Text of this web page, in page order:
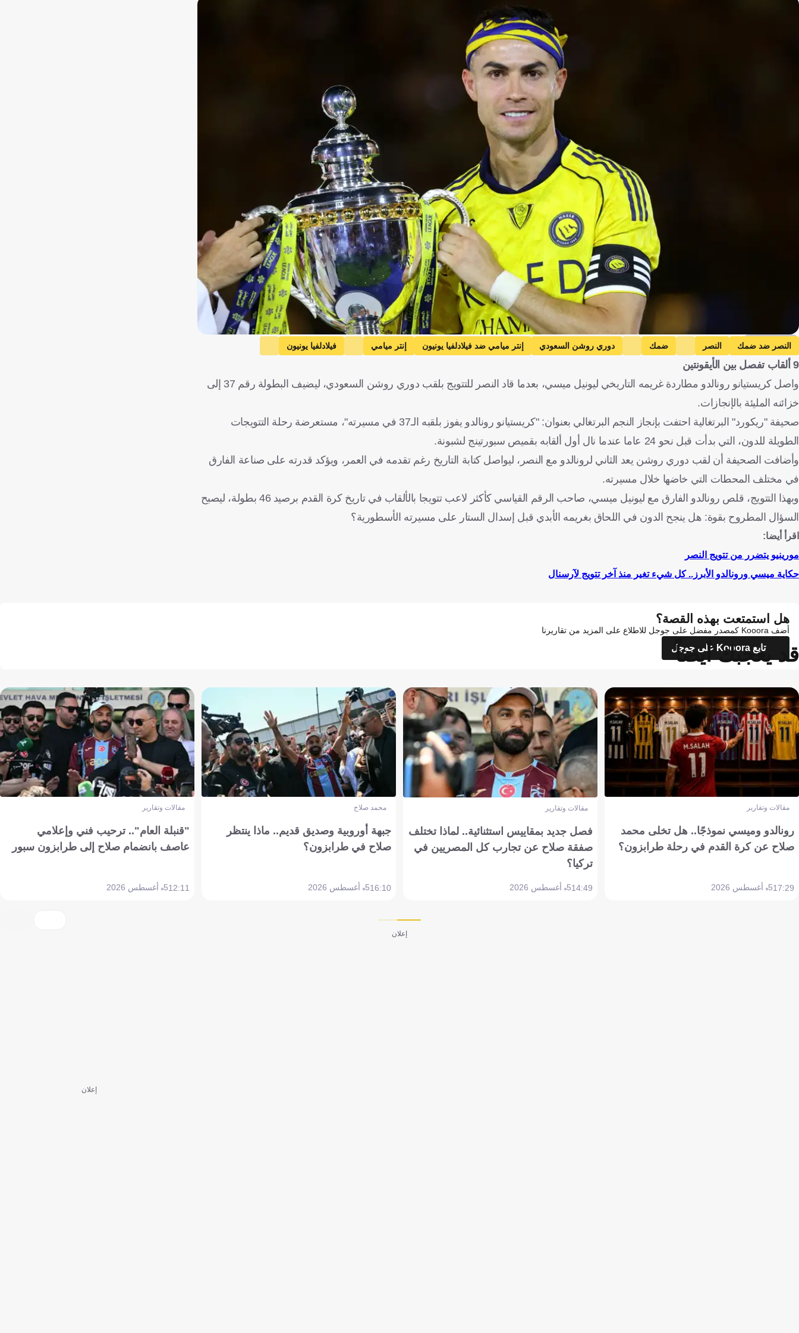
Getty Images
النصر ضد ضمك النصر ضمك دوري روشن السعودي إنتر ميامي ضد فيلادلفيا يونيون إنتر ميامي
فيلادلفيا يونيون
الدوري الأمريكي
كريستيانو رونالدو
9 ألقاب تفصل بين الأيقونتين
واصل كريستيانو رونالدو مطاردة غريمه التاريخي ليونيل ميسي، بعدما قاد النصر للتتويج بلقب دوري روشن السعودي، ليضيف البطولة رقم 37 إلى
خزائنه المليئة بالإنجازات.
صحيفة "ريكورد" البرتغالية احتفت بإنجاز النجم البرتغالي بعنوان: "كريستيانو رونالدو يفوز بلقبه الـ37 في مسيرته"، مستعرضة رحلة التتويجات
الطويلة للدون، التي بدأت قبل نحو 24 عاما عندما نال أول ألقابه بقميص سبورتينج لشبونة.
وأضافت الصحيفة أن لقب دوري روشن يعد الثاني لرونالدو مع النصر، ليواصل كتابة التاريخ رغم تقدمه في العمر، ويؤكد قدرته على صناعة الفارق
في مختلف المحطات التي خاضها خلال مسيرته.
وبهذا التتويج، قلص رونالدو الفارق مع ليونيل ميسي، صاحب الرقم القياسي كأكثر لاعب تتويجا بالألقاب في تاريخ كرة القدم برصيد 46 بطولة، ليصبح
السؤال المطروح بقوة: هل ينجح الدون في اللحاق بغريمه الأبدي قبل إسدال الستار على مسيرته الأسطورية؟
اقرأ أيضا:
مورينيو يتضرر من تتويج النصر
حكاية ميسي ورونالدو الأبرز.. كل شيء تغير منذ آخر تتويج لآرسنال
هل استمتعت بهذه القصة؟
أضف Kooora كمصدر مفضل على جوجل للاطلاع على المزيد من تقاريرنا
تابع Kooora على جوجل
قد يعجبك أيضاً
مقالات وتقارير
رونالدو وميسي نموذجًا.. هل تخلى محمد
صلاح عن كرة القدم في رحلة طرابزون؟
17:295 أغسطس 2026
مقالات وتقارير
فصل جديد بمقاييس استثنائية.. لماذا تختلف
صفقة صلاح عن تجارب كل المصريين في
تركيا؟
14:495 أغسطس 2026
محمد صلاح
جبهة أوروبية وصديق قديم.. ماذا ينتظر
صلاح في طرابزون؟
16:105 أغسطس 2026
مقالات وتقارير
"قنبلة العام".. ترحيب فني وإعلامي
عاصف بانضمام صلاح إلى طرابزون سبور
12:115 أغسطس 2026
إعلان
إعلان